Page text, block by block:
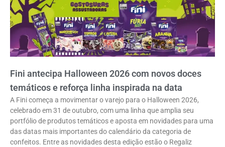
Fini antecipa Halloween 2026 com novos doces
temáticos e reforça linha inspirada na data
A Fini começa a movimentar o varejo para o Halloween 2026,
celebrado em 31 de outubro, com uma linha que amplia seu
portfólio de produtos temáticos e aposta em novidades para uma
das datas mais importantes do calendário da categoria de
confeitos. Entre as novidades desta edição estão o Regaliz